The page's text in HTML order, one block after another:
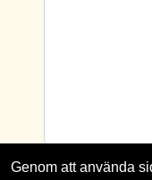
Genom att använda